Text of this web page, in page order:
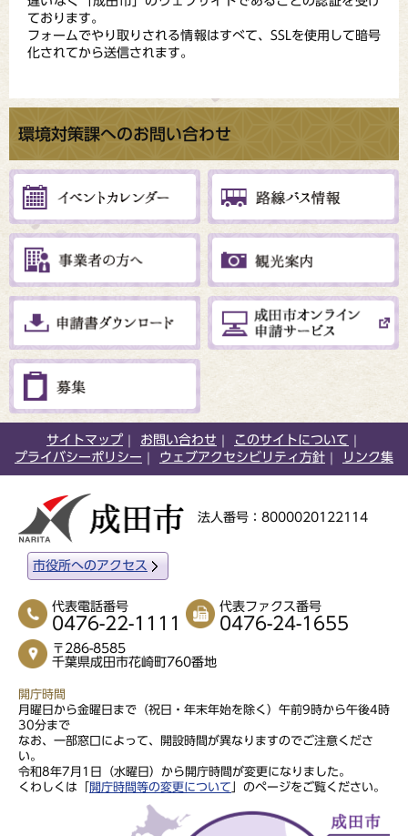
ております。
フォームでやり取りされる情報はすべて、SSLを使用して暗号
化されてから送信されます。
環境対策課へのお問い合わせ
サイトマップ お問い合わせ
このサイトについて
プライバシーポリシー
ウェブアクセシビリティ方針 リンク集
法人番号：8000020122114
市役所へのアクセス
代表電話番号
0476-22-1111
代表ファクス番号
0476-24-1655
〒286-8585
千葉県成田市花崎町760番地
開庁時間
月曜日から金曜日まで（祝日・年末年始を除く）午前9時から午後4時
30分まで
なお、一部窓口によって、開設時間が異なりますのでご注意くださ
い。
令和8年7月1日（水曜日）から開庁時間が変更になりました。
くわしくは「
開庁時間等の変更について 」のページをご覧ください。